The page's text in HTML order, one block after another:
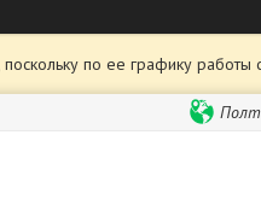
по ее графику